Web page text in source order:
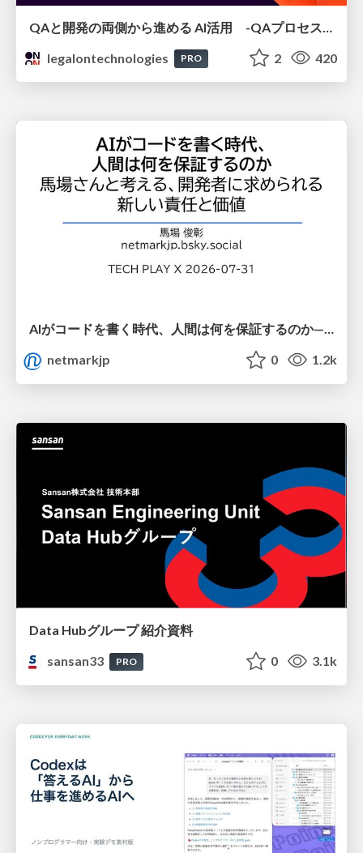
legalontechnologies
PRO 2 420
AIがコードを書く時代、人間は何を保証するのか———馬場さんと考える、開発者に求められる新しい責任と価値 - TECH PLAY
netmarkjp
0 1.2k
Data Hubグループ 紹介資料
sansan33
PRO 0 3.1k